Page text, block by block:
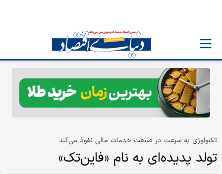
تکنولوژی به سرعت در صنعت خدمات مالی نفوذ می‌کند
تولد پدیده‌ای به نام «فاین‌تک»